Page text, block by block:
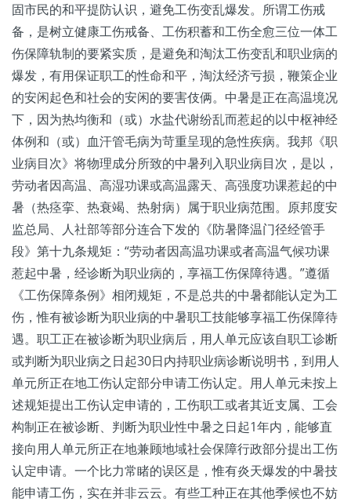
固市民的和平提防认识，避免工伤变乱爆发。所谓工伤戒
备，是树立健康工伤戒备、工伤积蓄和工伤全愈三位一体工
伤保障轨制的要紧实质，是避免和淘汰工伤变乱和职业病的
爆发，有用保证职工的性命和平，淘汰经济亏损，鞭策企业
的安闲起色和社会的安闲的要害伎俩。中暑是正在高温境况
下，因为热均衡和（或）水盐代谢纷乱而惹起的以中枢神经
体例和（或）血汗管毛病为苛重呈现的急性疾病。我邦《职
业病目次》将物理成分所致的中暑列入职业病目次，是以，
劳动者因高温、高湿功课或高温露天、高强度功课惹起的中
暑（热痉挛、热衰竭、热射病）属于职业病范围。原邦度安
监总局、人社部等部分连合下发的《防暑降温门径经管手
段》第十九条规矩：“劳动者因高温功课或者高温气候功课
惹起中暑，经诊断为职业病的，享福工伤保障待遇。”遵循
《工伤保障条例》相闭规矩，不是总共的中暑都能认定为工
伤，惟有被诊断为职业病的中暑职工技能够享福工伤保障待
遇。职工正在被诊断为职业病后，用人单元应该自职工诊断
或判断为职业病之日起30日内持职业病诊断说明书，到用人
单元所正在地工伤认定部分申请工伤认定。用人单元未按上
述规矩提出工伤认定申请的，工伤职工或者其近支属、工会
构制正在被诊断、判断为职业性中暑之日起1年内，能够直
接向用人单元所正在地兼顾地域社会保障行政部分提出工伤
认定申请。一个比力常睹的误区是，惟有炎天爆发的中暑技
能申请工伤，实在并非云云。有些工种正在其他季候也不妨